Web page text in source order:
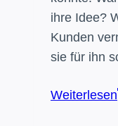
ihre Idee?
Kunden
sie für ihn
Weiterlesen